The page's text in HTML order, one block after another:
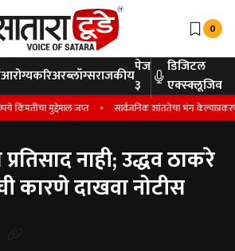
0
आरोग्यकरिअरब्लॉग्सराजकीयपेज
३
डिजिटल
एक्स्क्लूजिव
मुद्देमाल जप्त सार्वजनिक शांततेचा भंग केल्याप्रकरणी
नाही; उद्धव ठाकरे
कारणे दाखवा नोटीस